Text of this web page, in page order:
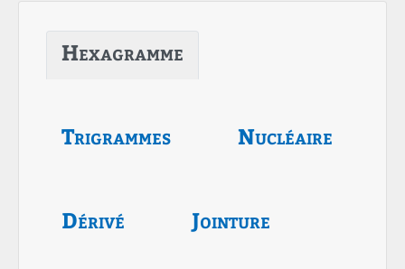
Hexagramme
Trigrammes Nucléaire
Dérivé Jointure